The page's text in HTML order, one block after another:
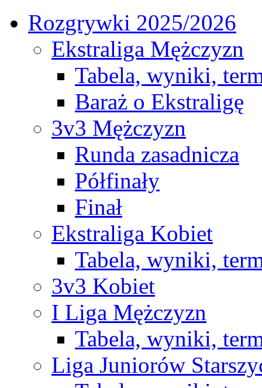
Rozgrywki 2025/2026
Ekstraliga Mężczyzn
Tabela, wyniki,
Baraż o Ekstraligę
3v3 Mężczyzn
Runda zasadnicza
Półfinały
Finał
Ekstraliga Kobiet
Tabela, wyniki,
3v3 Kobiet
I Liga Mężczyzn
Tabela, wyniki,
Liga Juniorów